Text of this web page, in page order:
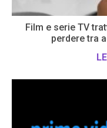
Film e serie TV
perdere tra